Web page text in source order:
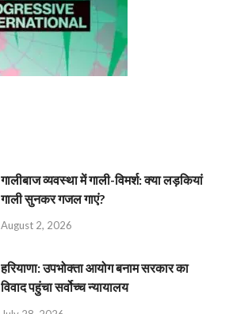
गालीबाज व्‍यवस्‍था में गाली-विमर्श: क्या लड़कियां
गाली सुनकर गजल गाएं?
August 2, 2026
हरियाणा: उपभोक्ता आयोग बनाम सरकार का
विवाद पहुंचा सर्वोच्च न्यायालय